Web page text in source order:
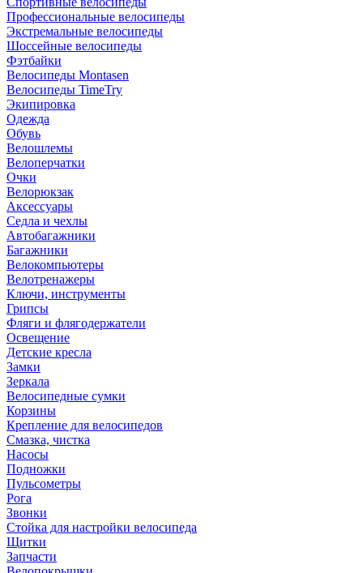
Профессиональные велосипеды
Экстремальные велосипеды
Шоссейные велосипеды
Фэтбайки
Велосипеды Montasen
Велосипеды TimeTry
Экипировка
Одежда
Обувь
Велошлемы
Велоперчатки
Очки
Велорюкзак
Аксессуары
Седла и чехлы
Автобагажники
Багажники
Велокомпьютеры
Велотренажеры
Ключи, инструменты
Грипсы
Фляги и флягодержатели
Освещение
Детские кресла
Замки
Зеркала
Велосипедные сумки
Корзины
Крепление для велосипедов
Смазка, чистка
Насосы
Подножки
Пульсометры
Рога
Звонки
Стойка для настройки велосипеда
Щитки
Запчасти